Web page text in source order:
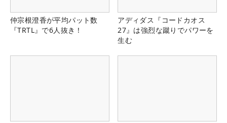
仲宗根澄香が平均パット数
『TRTL』で6人抜き！
アディダス『コードカオス
27』は強烈な蹴りでパワーを
生む